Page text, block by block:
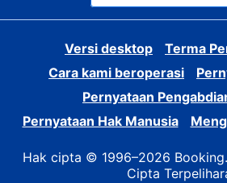
Versi desktop
Terma
Cara kami beroperasi
Pernyataan
Pernyataan Hak Manusia
Hak cipta © 1996–2026
Cipta